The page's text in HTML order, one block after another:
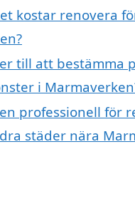
kostar renovera
till att bestämma
i
professionell för
städer nära